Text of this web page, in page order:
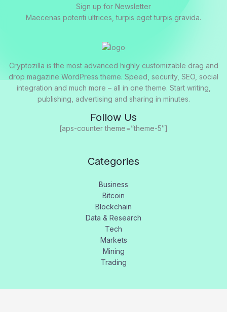
Sign up for Newsletter
Maecenas potenti ultrices, turpis eget turpis gravida.
Cryptozilla is the most advanced highly customizable drag and
drop magazine WordPress theme. Speed, security, SEO, social
integration and much more – all in one theme. Start writing,
publishing, advertising and sharing in minutes.
Follow Us
[aps-counter theme=”theme-5″]
Categories
Business
Bitcoin
Blockchain
Data & Research
Tech
Markets
Mining
Trading